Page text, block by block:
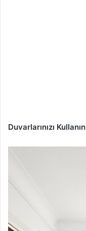
Duvarlarınızı Kullanın